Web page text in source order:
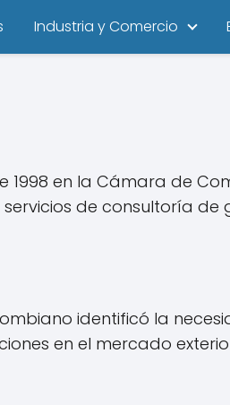
Industria y Comercio
1998 en la Cámara de
de consultoría de
identificó la
en el mercado